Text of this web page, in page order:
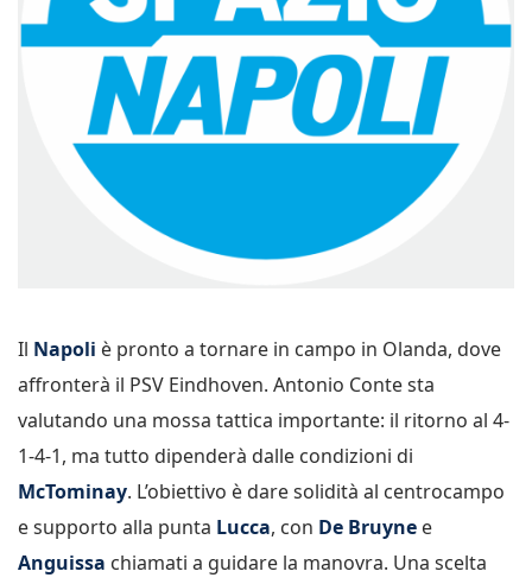
Il Napoli è pronto a tornare in campo in Olanda, dove
affronterà il PSV Eindhoven. Antonio Conte sta
valutando una mossa tattica importante: il ritorno al 4-
1-4-1, ma tutto dipenderà dalle condizioni di
McTominay. L’obiettivo è dare solidità al centrocampo
e supporto alla punta Lucca, con De Bruyne e
Anguissa chiamati a guidare la manovra. Una scelta